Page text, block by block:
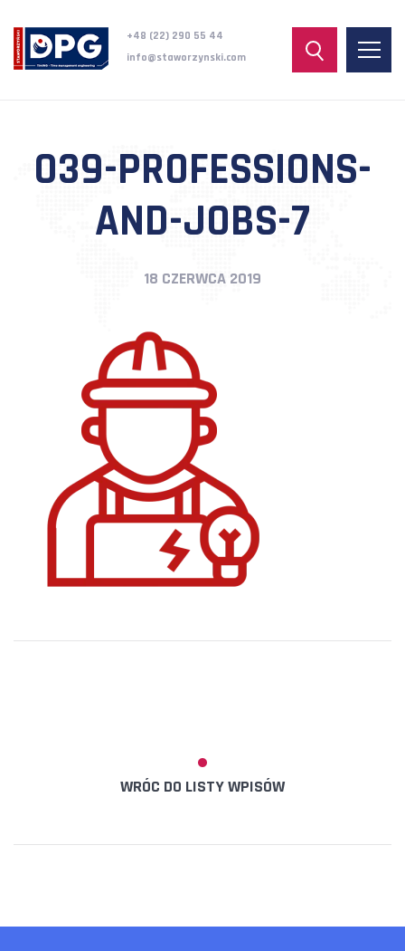
+48 (22) 290 55 44
info@staworzynski.com
039-PROFESSIONS-
AND-JOBS-7
18 CZERWCA 2019
WRÓC DO LISTY WPISÓW